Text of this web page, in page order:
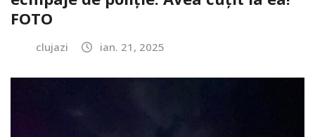
FOTO
clujazi ian. 21, 2025